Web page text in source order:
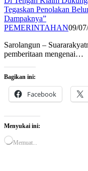
Tegaskan Penolakan
Dampaknya”
PEMERINTAHAN09/
Sarolangun –
pemberitaan mengenai…
Bagikan ini:
Facebook
Menyukai ini:
Memuat...